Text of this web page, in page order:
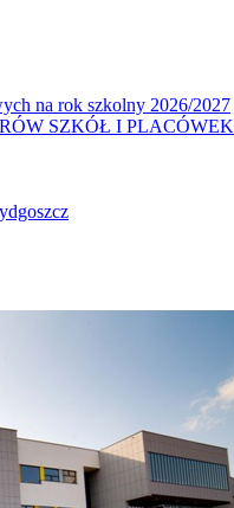
na rok szkolny 2026/2027
SZKÓŁ I PLACÓWEK